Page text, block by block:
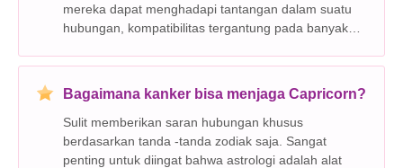
mereka dapat menghadapi tantangan dalam suatu
hubungan, kompatibilitas tergantung pada banyak
hidup, dan seberapa baik mereka memahami dan
Bagaimana kanker bisa menjaga Capricorn?
Sulit memberikan saran hubungan khusus
berdasarkan tanda -tanda zodiak saja. Sangat
penting untuk diingat bahwa astrologi adalah alat